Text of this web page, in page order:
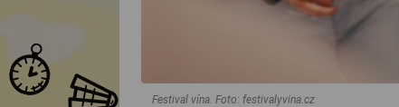
Festival vína. Foto: festivalyvina.cz